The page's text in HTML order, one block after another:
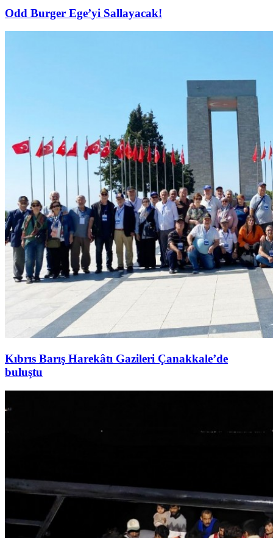
Odd Burger Ege’yi Sallayacak!
Kıbrıs Barış Harekâtı Gazileri Çanakkale’de
buluştu